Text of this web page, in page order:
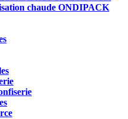
chaude ONDIPACK